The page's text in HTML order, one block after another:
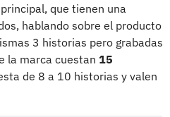
que tienen una
hablando sobre el producto
3 historias pero grabadas
la marca cuestan 15
de 8 a 10 historias y valen